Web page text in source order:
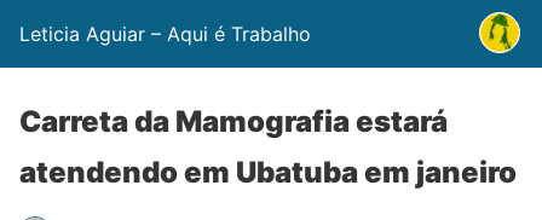
Leticia Aguiar – Aqui é Trabalho
Carreta da Mamografia estará
atendendo em Ubatuba em janeiro